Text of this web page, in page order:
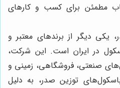
مطمئن برای کسب و کارهای
یکی دیگر از برندهای معتبر و
در ایران است. این شرکت،
صنعتی، فروشگاهی، زمینی و
توزین صدر، به دلیل